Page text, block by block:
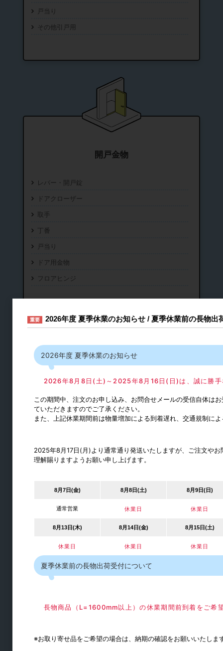
戸当り
その他引戸用
開戸金物
レバー・開戸錠
ドアクローザー
取手
丁番
戸当り
ドア用金物
フロアヒンジ
折戸・機能付きドア金物
半自動式引戸
アルミフレーム引戸
重要 2026年度 夏季休業のお知らせ / 夏季休業前の長物出
2026年度 夏季休業のお知らせ
2026年8月8日(土)～2025年8月16日(日)は、誠に勝手
この期間中、注文のお申し込み、お問合せメールの受信自体は
ていただきますのでご了承ください。
また、上記休業期間前は物量増加による到着遅れ、交通規制に
2025年8月17日(月)より通常通り発送いたしますが、ご注文や
理解賜りますようお願い申し上げます。
8月7日(金) 8月8日(土) 8月9日(日)
通常営業 休業日 休業日
8月13日(木) 8月14日(金) 8月15日(土)
休業日 休業日 休業日
夏季休業前の長物出荷受付について
長物商品（L=1600mm以上）の休業期間前到着をご希
※お取り寄せ品をご希望の場合は、納期の確認をお願いいたしま